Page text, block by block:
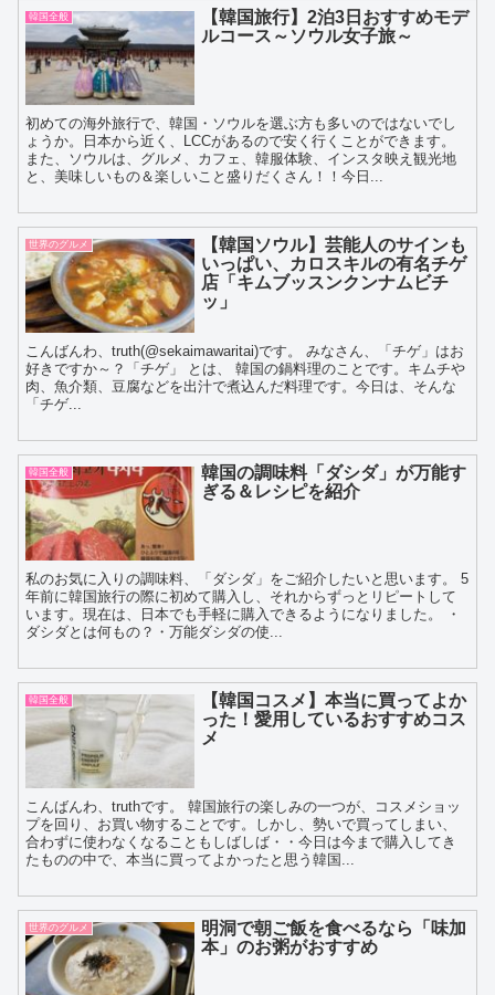
韓国全般
【韓国旅行】2泊3日おすすめモデ
ルコース～ソウル女子旅～
初めての海外旅行で、韓国・ソウルを選ぶ方も多いのではないでし
ょうか。日本から近く、LCCがあるので安く行くことができます。
また、ソウルは、グルメ、カフェ、韓服体験、インスタ映え観光地
と、美味しいもの＆楽しいこと盛りだくさん！！今日...
世界のグルメ
【韓国ソウル】芸能人のサインも
いっぱい、カロスキルの有名チゲ
店「キムブッスンクンナムビチ
ッ」
こんばんわ、truth(@sekaimawaritai)です。 みなさん、「チゲ」はお
好きですか～？「チゲ」 とは、 韓国の鍋料理のことです。キムチや
肉、魚介類、豆腐などを出汁で煮込んだ料理です。今日は、そんな
「チゲ...
韓国全般
韓国の調味料「ダシダ」が万能す
ぎる＆レシピを紹介
私のお気に入りの調味料、「ダシダ」をご紹介したいと思います。 5
年前に韓国旅行の際に初めて購入し、それからずっとリピートして
います。現在は、日本でも手軽に購入できるようになりました。 ・
ダシダとは何もの？・万能ダシダの使...
韓国全般
【韓国コスメ】本当に買ってよか
った！愛用しているおすすめコス
メ
こんばんわ、truthです。 韓国旅行の楽しみの一つが、コスメショッ
プを回り、お買い物することです。しかし、勢いで買ってしまい、
合わずに使わなくなることもしばしば・・今日は今まで購入してき
たものの中で、本当に買ってよかったと思う韓国...
世界のグルメ
明洞で朝ご飯を食べるなら「味加
本」のお粥がおすすめ